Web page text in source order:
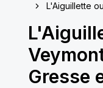
L'Aiguillette
Gresse